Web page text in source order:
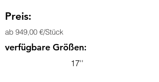
Preis:
ab 949,00 €/Stück
verfügbare Größen:
17''